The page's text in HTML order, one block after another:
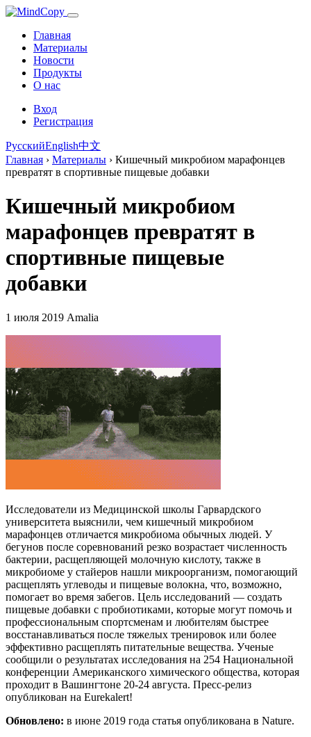
Главная
Материалы
Новости
Продукты
О нас
Вход
Регистрация
РусскийEnglish中文
Главная › Материалы › Кишечный микробиом марафонцев
превратят в спортивные пищевые добавки
Кишечный микробиом
марафонцев превратят в
спортивные пищевые
добавки
1 июля 2019 Amalia
Исследователи из Медицинской школы Гарвардского
университета выяснили, чем кишечный микробиом
марафонцев отличается микробиома обычных людей. У
бегунов после соревнований резко возрастает численность
бактерии, расщепляющей молочную кислоту, также в
микробиоме у стайеров нашли микроорганизм, помогающий
расщеплять углеводы и пищевые волокна, что, возможно,
помогает во время забегов. Цель исследований — создать
пищевые добавки с пробиотиками, которые могут помочь и
профессиональным спортсменам и любителям быстрее
восстанавливаться после тяжелых тренировок или более
эффективно расщеплять питательные вещества. Ученые
сообщили о результатах исследования на 254 Национальной
конференции Американского химического общества, которая
проходит в Вашингтоне 20-24 августа. Пресс-релиз
опубликован на Eurekalert!
Обновлено: в июне 2019 года статья опубликована в Nature.